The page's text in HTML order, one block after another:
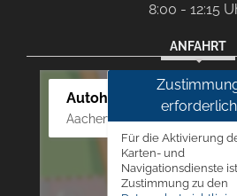
8:00 - 12:15
ANFAHRT
Autohaus Westphal
Aachener Str. 84 - 88, 52249
erforderlich
Für die Aktivierung
Karten- und
Navigationsdienste
Zustimmung zu den